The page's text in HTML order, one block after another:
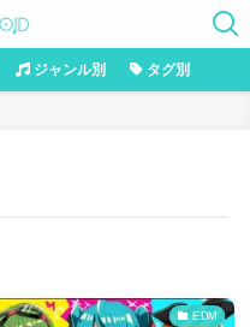
ジャンル別 タグ別
EDM